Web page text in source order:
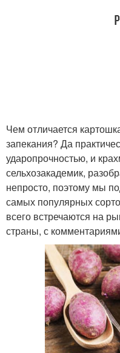
Чем отличается
запекания? Да
ударопрочностью, и
сельхозакадемик,
непросто, поэтому мы
самых популярных
всего встречаются на
страны, с